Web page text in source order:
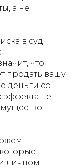
а не
в суд
что
продать вашу
деньги со
эффекта не
личном